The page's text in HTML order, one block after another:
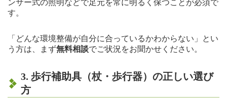
ンサー式の照明などで足元を常に明るく保つことが必須で
す。
「どんな環境整備が自分に合っているかわからない」とい
う方は、まず無料相談でご状況をお聞かせください。
3. 歩行補助具（杖・歩行器）の正しい選び
方